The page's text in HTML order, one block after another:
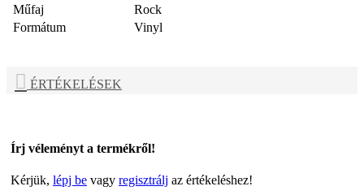
Műfaj
Rock
Formátum
Vinyl
ÉRTÉKELÉSEK
Írj véleményt a termékről!
Kérjük, lépj be vagy regisztrálj az értékeléshez!